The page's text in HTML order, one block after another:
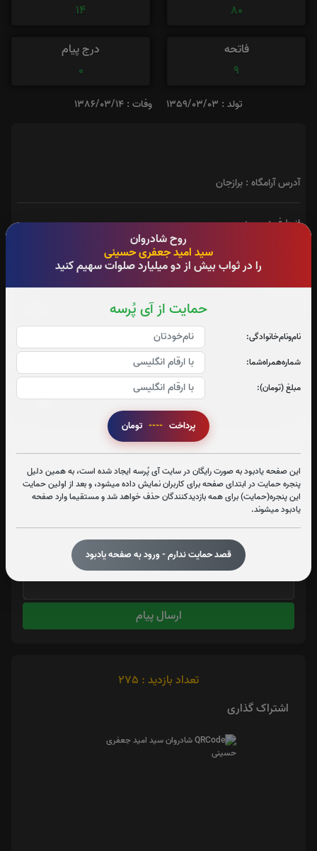
روح شادروان
سید امید جعفری حسینی
را در ثواب بیش از دو میلیارد صلوات سهیم کنید
حمایت از آی پُرسه
نام‌و‌نام‌خانوادگی:
شماره‌همراه‌شما:
مبلغ (تومان):
پرداخت ----
این صفحه یادبود به صورت رایگان در سایت آی پُرسه ایجاد شده است، به همین دلیل
پنجره حمایت در ابتدای صفحه برای کاربران نمایش داده میشود، و بعد از اولین حمایت
این پنجره(حمایت) برای همه بازدیدکنندگان حذف خواهد شد و مستقیما وارد صفحه
یادبود میشوند.
قصد حمایت ندارم - ورود به صفحه یادبود
80
14
فاتحه
9
درج پیام
0
تولد : 1359/03/03 وفات : 1386/03/14
آدرس آرامگاه : برازجان
از طرف : سعید
ارسال پیام تسلیت
ارسال پیام
تعداد بازدید : 275
اشتراک گذاری